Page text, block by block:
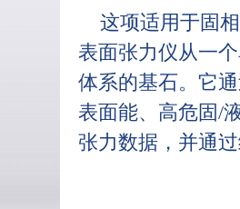
这项适用于固
表面张力仪从一
体系的基石。它
表面能、高危固/
张力数据，并通